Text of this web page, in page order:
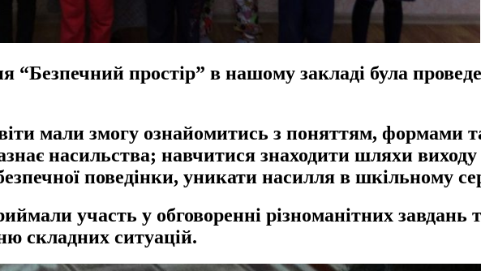
простір” в нашому закладі була
мали змогу ознайомитись з поняттям, формами
насильства; навчитися знаходити шляхи виходу
поведінки, уникати насилля в шкільному
участь у обговоренні різноманітних
складних ситуацій.